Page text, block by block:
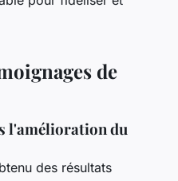
de
l'amélioration du
des résultats